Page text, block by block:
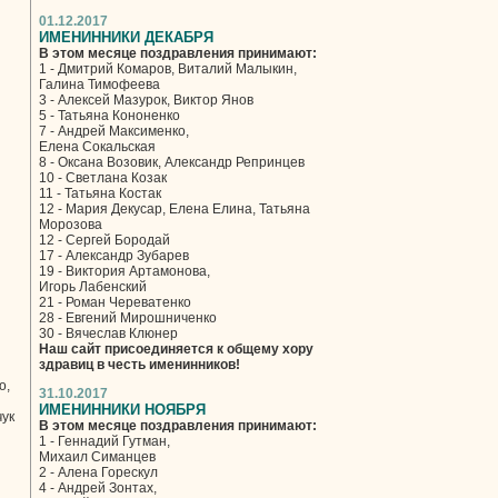
01.12.2017
ИМЕНИННИКИ ДЕКАБРЯ
В этом месяце поздравления принимают:
1 - Дмитрий Комаров, Виталий Малыкин,
Галина Тимофеева
3 - Алексей Мазурок, Виктор Янов
5 - Татьяна Кононенко
7 - Андрей Максименко,
Елена Сокальская
8 - Оксана Возовик, Александр Репринцев
10 - Светлана Козак
11 - Татьяна Костак
12 - Мария Декусар, Елена Елина, Татьяна
Морозова
12 - Сергей Бородай
17 - Александр Зубарев
19 - Виктория Артамонова,
Игорь Лабенский
21 - Роман Череватенко
28 - Евгений Мирошниченко
30 - Вячеслав Клюнер
Наш сайт присоединяется к общему хору
здравиц в честь именинников!
31.10.2017
ИМЕНИННИКИ НОЯБРЯ
В этом месяце поздравления принимают:
1 - Геннадий Гутман,
Михаил Симанцев
2 - Алена Горескул
4 - Андрей Зонтах,